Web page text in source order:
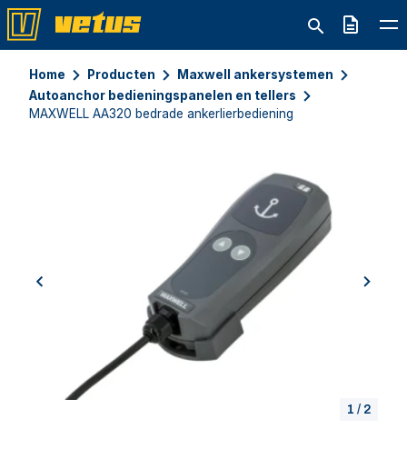
Offerte
Home Producten
Maxwell ankersystemen
Autoanchor bedieningspanelen en tellers
MAXWELL AA320 bedrade ankerlierbediening
previous next
1 / 2